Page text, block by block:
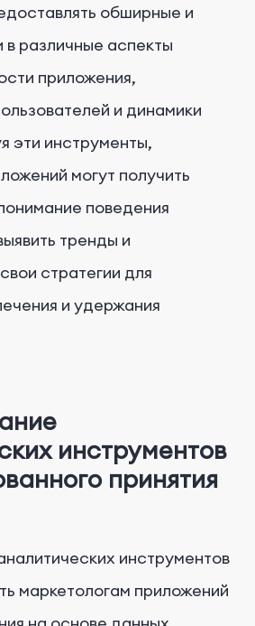
обширные и
в различные аспекты
приложения,
и динамики
эти инструменты,
могут получить
поведения
тренды и
стратегии для
и удержания
инструментов
принятия
инструментов
маркетологам приложений